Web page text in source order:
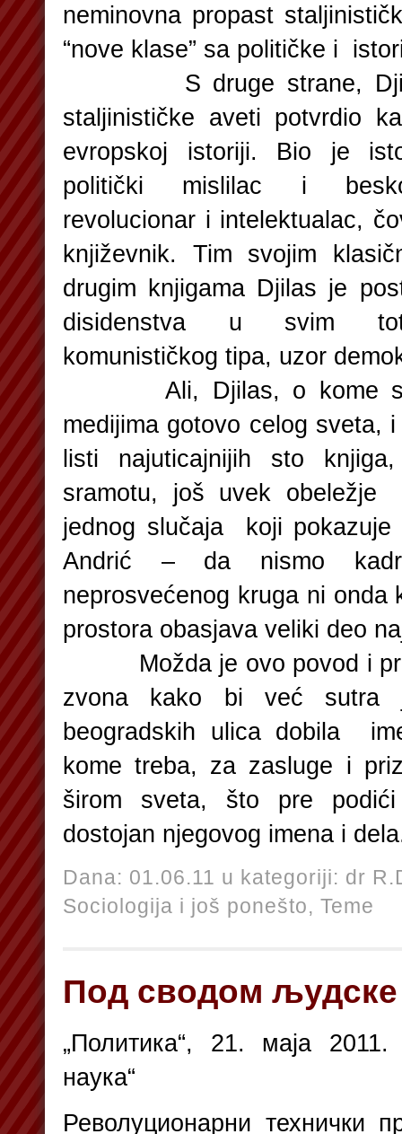
neminovna propast
“nove klase” sa političke i
S druge strane,
staljinističke aveti potvrdio
evropskoj istoriji. Bio je
politički mislilac i
revolucionar i intelektualac,
književnik. Tim svojim
drugim knjigama Djilas je
disidenstva u svim
komunističkog tipa, uzor
Ali, Djilas, o kome se
medijima gotovo celog sveta,
listi najuticajnijih sto
sramotu, još uvek obeležje
jednog slučaja koji
Andrić – da nismo
neprosvećenog kruga ni onda
prostora obasjava veliki deo
Možda je ovo povod i
zvona kako bi već sutra
beogradskih ulica dobila
kome treba, za zasluge i
širom sveta, što pre
dostojan njegovog imena i
Dana: 01.06.11 u kategoriji: dr
Sociologija i još ponešto, Teme
Под сводом
„Политика“, 21. маја 2011.
наука“
Револуционарни технички